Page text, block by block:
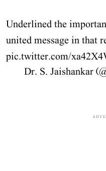
Underlined the
united message in that
pic.twitter.com/